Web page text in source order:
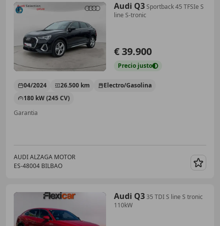
Audi Q3Sportback 45 TFSIe S
line S-tronic
€ 39.900
Precio justo
04/2024 26.500 km
Electro/Gasolina
180 kW (245 CV)
Garantia
AUDI ALZAGA MOTOR
ES-48004 BILBAO
Audi Q335 TDI S line S tronic
110kW